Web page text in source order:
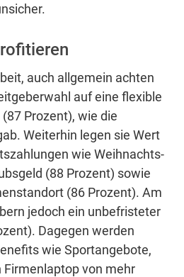
auch allgemein achten
auf eine flexible
Prozent), wie die
Weiterhin legen sie Wert
wie Weihnachts-
(88 Prozent) sowie
(86 Prozent). Am
jedoch ein unbefristeter
Dagegen werden
wie Sportangebote,
Firmenlaptop von mehr